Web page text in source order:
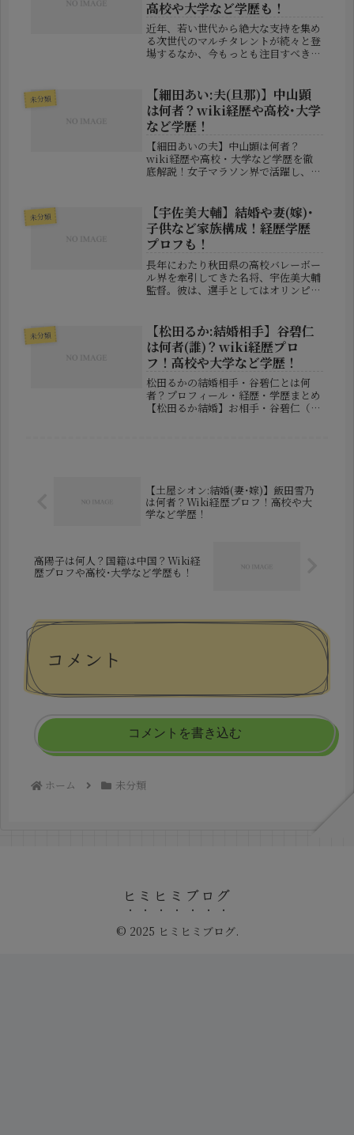
高校や大学など学歴も！
近年、若い世代から絶大な支持を集め
る次世代のマルチタレントが続々と登
場するなか、今もっとも注目すべき存
女優、さらにはグラビアモデルとして
も活躍の場を広げている、まさに“新
時...
未分類
【細田あい:夫(旦那)】中山顕
は何者？wiki経歴や高校･大学
など学歴！
【細田あいの夫】中山顕は何者？
wiki経歴や高校・大学など学歴を徹
底解説！女子マラソン界で活躍し、引
いるのが、実業団ランナーの中山顕
（なかやま・けん）選手です。突然の
結婚報...
未分類
【宇佐美大輔】結婚や妻(嫁)･
子供など家族構成！経歴学歴
プロフも！
長年にわたり秋田県の高校バレーボー
ル界を牽引してきた名将、宇佐美大輔
監督。彼は、選手としてはオリンピッ
会に導いた立役者です。その一方で、
2025年には部活動における行き過...
未分類
【松田るか:結婚相手】谷碧仁
は何者(誰)？wiki経歴プロ
フ！高校や大学など学歴！
松田るかの結婚相手・谷碧仁とは何
者？プロフィール・経歴・学歴まとめ
【松田るか結婚】お相手・谷碧仁（た
【土屋シオン:結婚(妻･嫁)】飯田雪乃
は何者？Wiki経歴プロフ！高校や大
学など学歴！
高陽子は何人？国籍は中国？Wiki経
歴プロフや高校･大学など学歴も！
コメント
コメントを書き込む
ホーム 未分類
ヒミヒミブログ
© 2025 ヒミヒミブログ.